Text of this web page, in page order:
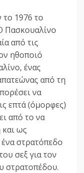
το 1976 το
Πασκουαλίνο
από τις
ηθοποιό
ένας
από τη
να
επτά (όμορφες)
από το να
και ως
στρατόπεδο
σεξ για τον
στρατοπέδου.